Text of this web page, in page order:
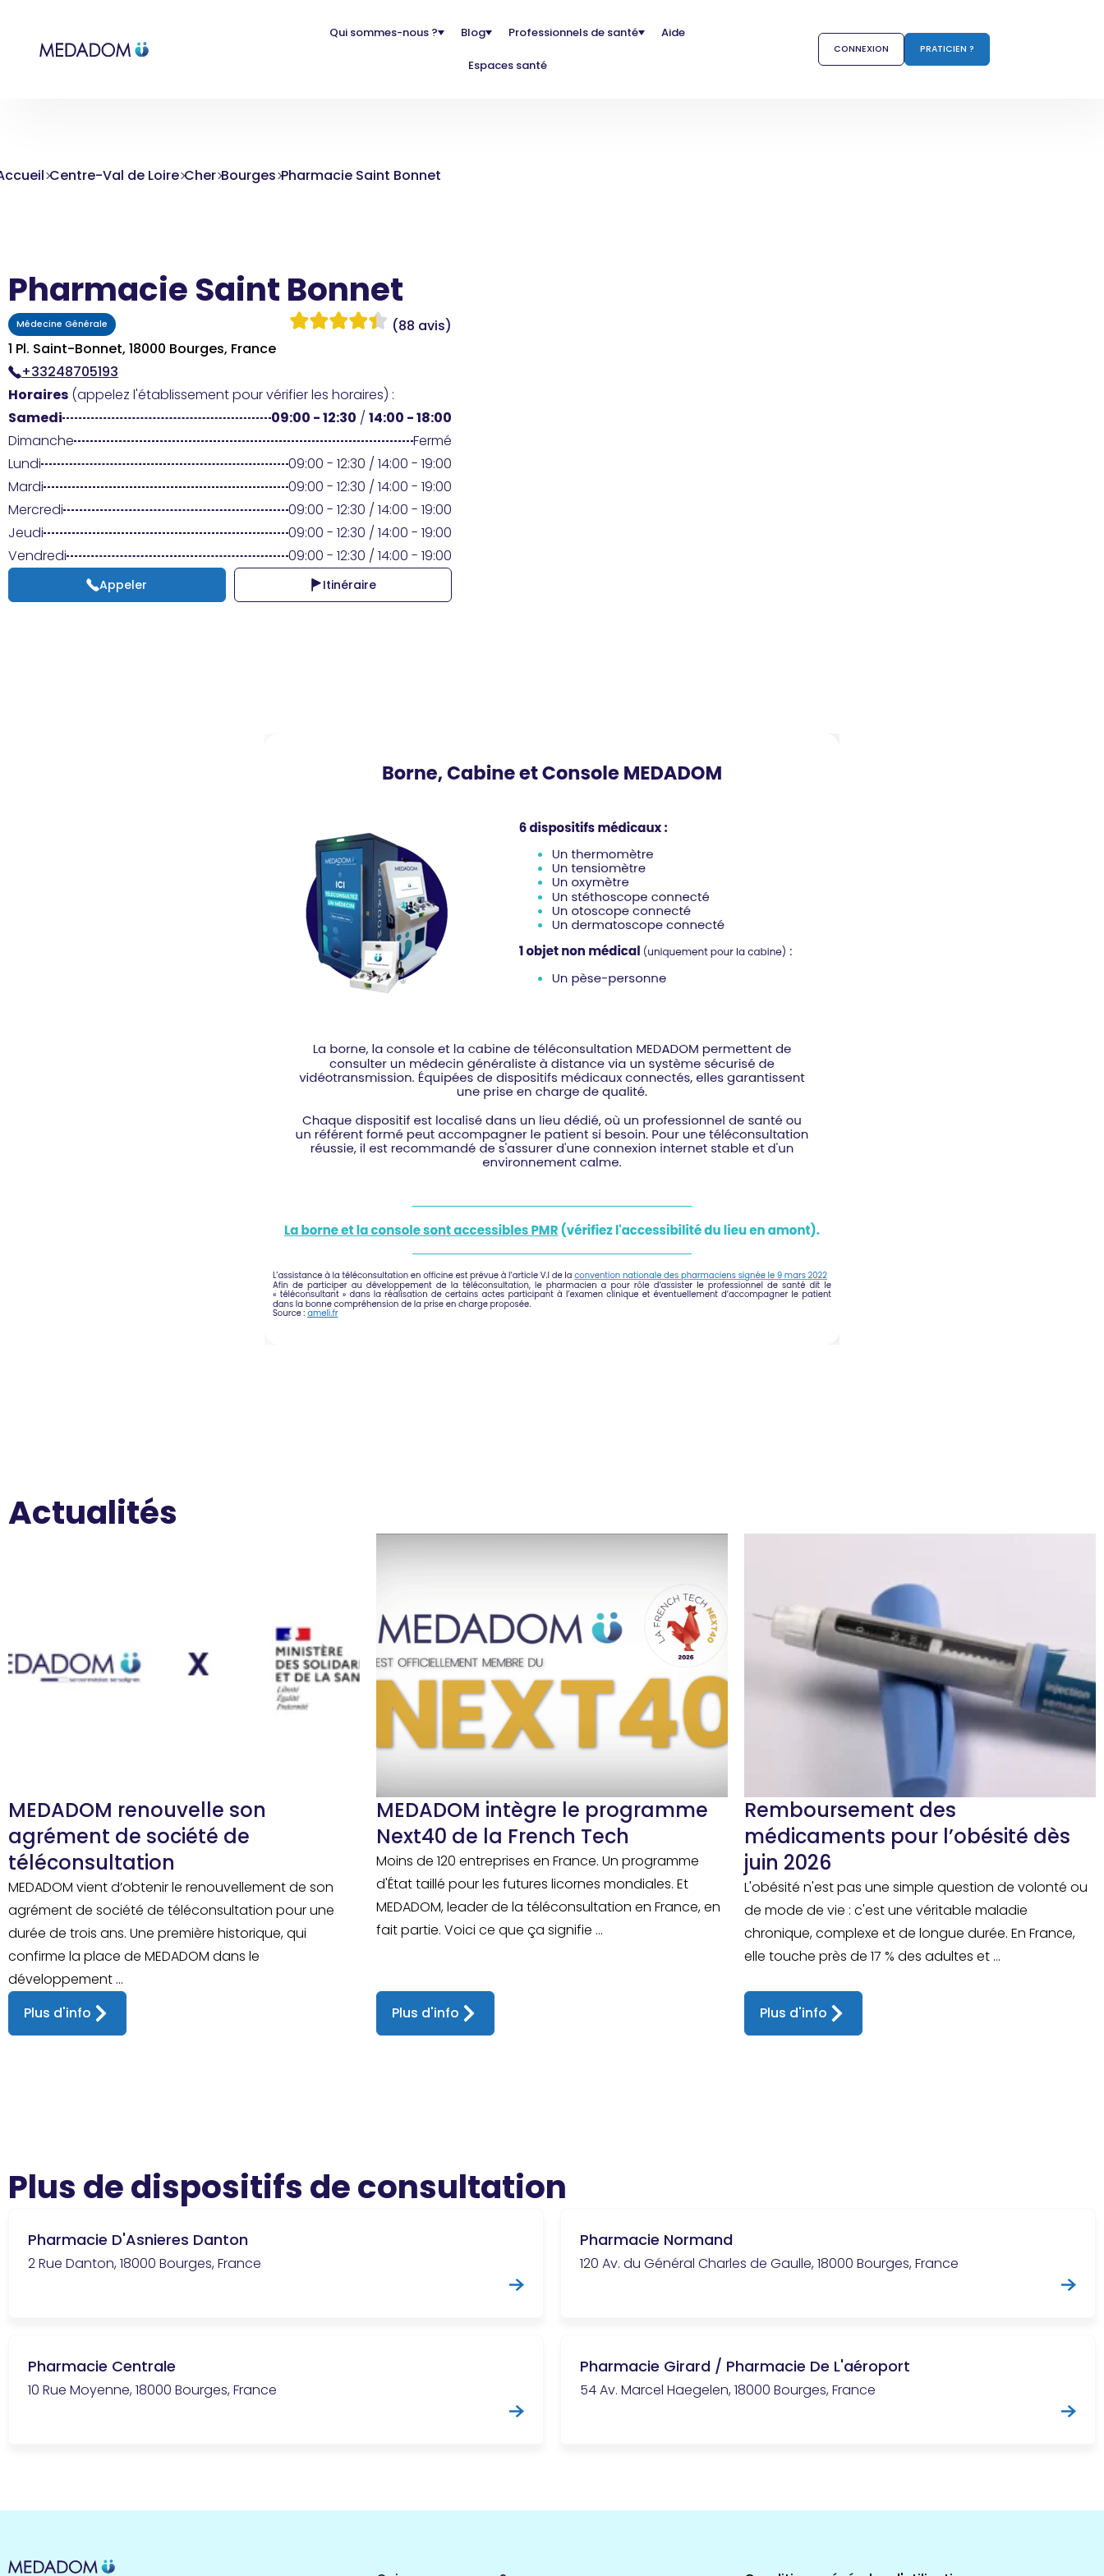
Qui sommes-nous ? Blog Professionnels de santé Aide
Espaces santé
CONNEXION PRATICIEN ?
Centre-Val de Loire Cher Bourges Pharmacie Saint Bonnet
Pharmacie Saint Bonnet
Médecine Générale
(88 avis)
1 Pl. Saint-Bonnet, 18000 Bourges, France
+33248705193
Horaires (appelez l'établissement pour vérifier les horaires) :
Samedi
09:00 - 12:30 / 14:00 - 18:00
Dimanche
Fermé
Lundi
09:00 - 12:30 / 14:00 - 19:00
Mardi
09:00 - 12:30 / 14:00 - 19:00
Mercredi
09:00 - 12:30 / 14:00 - 19:00
Jeudi
09:00 - 12:30 / 14:00 - 19:00
Vendredi
09:00 - 12:30 / 14:00 - 19:00
Appeler Itinéraire
Actualités
MEDADOM renouvelle son
agrément de société de
téléconsultation
MEDADOM vient d’obtenir le renouvellement de son
agrément de société de téléconsultation pour une
durée de trois ans. Une première historique, qui
confirme la place de MEDADOM dans le
développement ...
Plus d'info
MEDADOM intègre le programme
Next40 de la French Tech
Moins de 120 entreprises en France. Un programme
d'État taillé pour les futures licornes mondiales. Et
MEDADOM, leader de la téléconsultation en France, en
fait partie. Voici ce que ça signifie ...
Plus d'info
Remboursement des
médicaments pour l’obésité dès
juin 2026
L'obésité n'est pas une simple question de volonté ou
de mode de vie : c'est une véritable maladie
chronique, complexe et de longue durée. En France,
elle touche près de 17 % des adultes et ...
Plus d'info
Plus de dispositifs de consultation
Pharmacie D'Asnieres Danton
2 Rue Danton, 18000 Bourges, France
Pharmacie Normand
120 Av. du Général Charles de Gaulle, 18000 Bourges, France
Pharmacie Centrale
10 Rue Moyenne, 18000 Bourges, France
Pharmacie Girard / Pharmacie De L'aéroport
54 Av. Marcel Haegelen, 18000 Bourges, France